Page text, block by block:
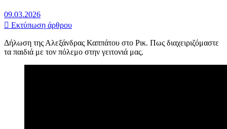
09.03.2026
Εκτύπωση άρθρου
Δήλωση της Αλεξάνδρας Καππάτου στο Ρικ. Πως διαχειριζόμαστε
τα παιδιά με τον πόλεμο στην γειτονιά μας.